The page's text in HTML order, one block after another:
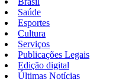
Saúde
Esportes
Cultura
Serviços
Publicações Legais
Edição digital
Últimas Notícias